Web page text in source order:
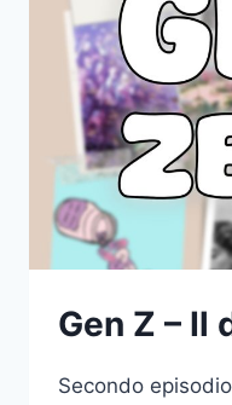
Gen Z – Il
Secondo